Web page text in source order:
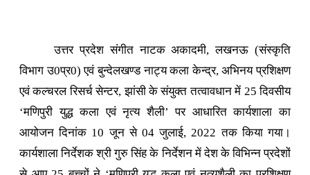
उत्तर प्रदेश संगीत नाटक अकादमी, लखनऊ (संस्कृति
विभाग उ0प्र0) एवं बुन्देलखण्ड नाट्य कला केन्द्र, अभिनय प्रशिक्षण
एवं कल्चरल रिसर्च सेन्टर, झांसी के संयुक्त तत्वावधान में 25 दिवसीय
‘मणिपुरी युद्ध कला एवं नृत्य शैली’ पर आधारित कार्यशाला का
आयोजन दिनांक 10 जून से 04 जुलाई, 2022 तक किया गया।
कार्यशाला निर्देशक श्री गुरु सिंह के निर्देशन में देश के विभिन्न प्रदेशों